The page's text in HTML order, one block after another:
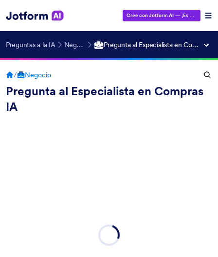
Cree con Jotform AI — ¡Es gratis!
Preguntas a la IA Negocio Pregunta al Especialista en Compras IA
/ Negocio
Pregunta al Especialista en Compras
IA